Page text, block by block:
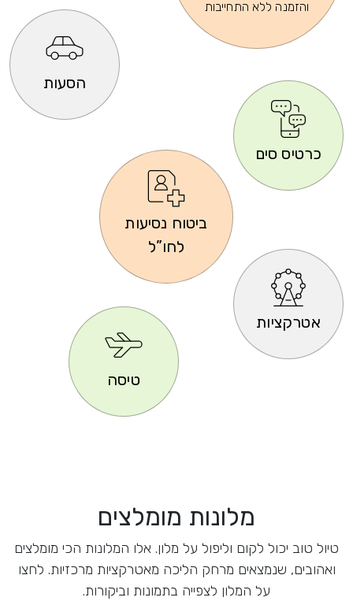
הסעות
והזמנה ללא התחייבות
כרטיס סים
ביטוח נסיעות
לחו”ל
אטרקציות
טיסה
מלונות מומלצים
טיול טוב יכול לקום וליפול על מלון. אלו המלונות הכי מומלצים
ואהובים, שנמצאים מרחק הליכה מאטרקציות מרכזיות. לחצו
על המלון לצפייה בתמונות וביקורות.